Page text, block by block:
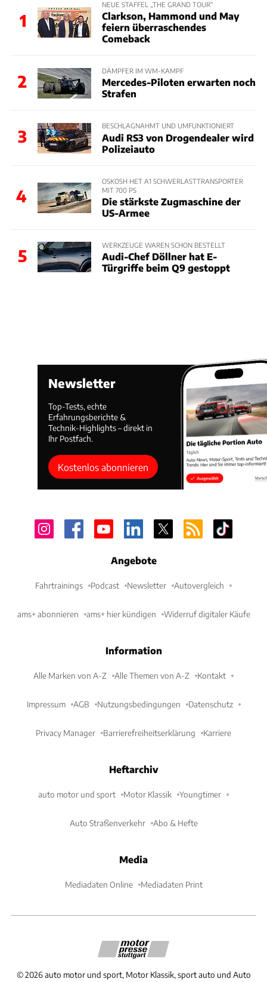
1
NEUE STAFFEL „THE GRAND TOUR“
Clarkson, Hammond und May
feiern überraschendes
Comeback
2
DÄMPFER IM WM-KAMPF
Mercedes-Piloten erwarten noch
Strafen
3
BESCHLAGNAHMT UND UMFUNKTIONIERT
Audi RS3 von Drogendealer wird
Polizeiauto
4
OSKOSH HET A1 SCHWERLASTTRANSPORTER
MIT 700 PS
Die stärkste Zugmaschine der
US-Armee
5
WERKZEUGE WAREN SCHON BESTELLT
Audi-Chef Döllner hat E-
Türgriffe beim Q9 gestoppt
Newsletter
Top-Tests, echte
Erfahrungsberichte &
Technik-Highlights – direkt in
Ihr Postfach.
Kostenlos abonnieren
Angebote
Fahrtrainings Podcast Newsletter Autovergleich
ams+ abonnieren ams+ hier kündigen Widerruf digitaler Käufe
Information
Alle Marken von A-Z Alle Themen von A-Z Kontakt
Impressum AGB Nutzungsbedingungen Datenschutz
Privacy Manager Barrierefreiheitserklärung Karriere
Heftarchiv
auto motor und sport Motor Klassik Youngtimer
Auto Straßenverkehr Abo & Hefte
Media
Mediadaten Online Mediadaten Print
©2026 auto motor und sport, Motor Klassik, sport auto und Auto